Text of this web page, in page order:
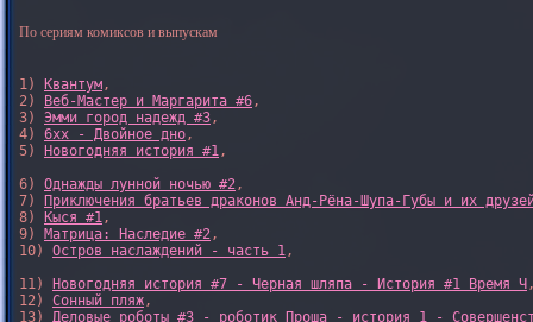
По сериям комиксов и выпускам
1) Квантум,
2)
Веб-Мастер и Маргарита #6,
3) Эмми город надежд #3,
4) 6xx - Двойное дно,
5)
Новогодняя история #1,
6) Однажды лунной ночью #2,
7)
Приключения братьев драконов Анд-Рёна-Шупа-Губы и их
8)
Кыся #1,
9) Матрица: Наследие #2,
10) Остров наслаждений - часть 1,
11)
Новогодняя история #7 - Черная шляпа - История #1 Время Ч
12) Сонный пляж,
13) Деловые роботы #3 - роботик Проша - история 1 -